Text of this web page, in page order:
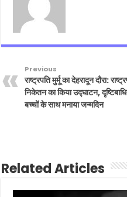
Previous
राष्ट्रपति मुर्मू का देहरादून दौरा:
निकेतन का किया उद्घाटन,
बच्चों के साथ मनाया जन्मदिन
Related Articles